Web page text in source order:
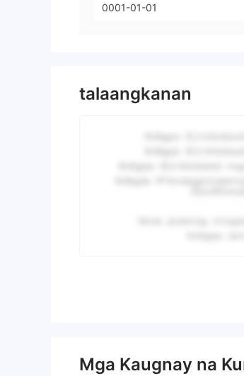
0001-01-01
talaangkanan
Mga Kaugnay na